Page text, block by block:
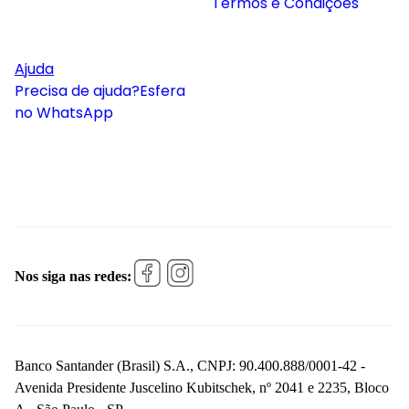
Ajuda
Precisa de ajuda?Esfera
no WhatsApp
Nos siga nas redes:
Banco Santander (Brasil) S.A., CNPJ: 90.400.888/0001-42 -
Avenida Presidente Juscelino Kubitschek, nº 2041 e 2235, Bloco